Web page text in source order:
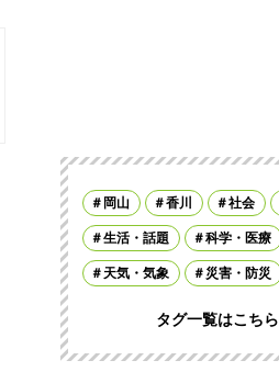
岡山 香川 社会
生活・話題 科学・医療
天気・気象 災害・防災
タグ一覧はこちら